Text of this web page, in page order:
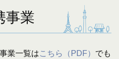
高知県
沖縄県
事業
業一覧はこちら（PDF） でも